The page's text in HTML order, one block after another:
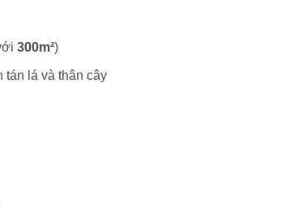
300m²)
tán lá và thân cây